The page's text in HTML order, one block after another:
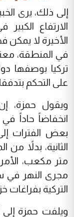
إلى ذلك، يرى
الارتفاع
الأخيرة لا يمكن
في المنطقة،
تركيا بوصفها
على التحكم
ويقول حمزة،
انخفاضاً حاداً
متر مكعب،
مجرى النهر في
التركية بفراغات
ويلفت حمزة إلى